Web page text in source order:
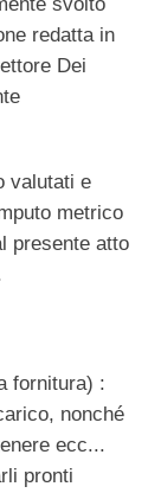
redatta in
Dei
valutati e
metrico
presente atto
fornitura) :
nonché
ecc...
pronti